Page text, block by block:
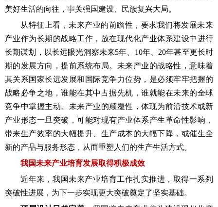
美好生活的向往，事关强国建设、民族复兴大局。
从特征上看，未来产业的前瞻性，要求我们将发展未来
产业作为长期的战略工作，放在现代化产业体系建设中进行
长期谋划，以长远眼光洞察未来5年、10年、20年甚至更长时
期的发展方向，提前系统布局。未来产业的战略性，意味着
其关系国家长远发展和国际竞争力位势，是必须牢牢把握的
战略必争之地，谁能在其中占据先机，谁就能在未来的全球
竞争中掌握主动。未来产业的颠覆性，体现为前沿技术或新
产业形态一旦突破，可能对现有产业体系产生革命性影响，
带来生产效率的大幅提升、生产成本的大幅下降，或催生全
新的产品与服务形态，从而重塑人们的生产生活方式。
我国未来产业培育发展取得积极成效
近年来，我国未来产业培育工作扎实推进，取得一系列
突破性进展，为下一步实现更大突破奠定了坚实基础。